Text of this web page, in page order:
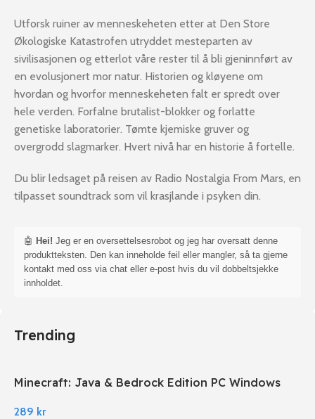
Utforsk ruiner av menneskeheten etter at Den Store
Økologiske Katastrofen utryddet mesteparten av
sivilisasjonen og etterlot våre rester til å bli gjeninnført av
en evolusjonert mor natur. Historien og kløyene om
hvordan og hvorfor menneskeheten falt er spredt over
hele verden. Forfalne brutalist-blokker og forlatte
genetiske laboratorier. Tømte kjemiske gruver og
overgrodd slagmarker. Hvert nivå har en historie å fortelle.
Du blir ledsaget på reisen av Radio Nostalgia From Mars, en
tilpasset soundtrack som vil krasjlande i psyken din.
🤖 Hei! Jeg er en oversettelsesrobot og jeg har oversatt denne
produktteksten. Den kan inneholde feil eller mangler, så ta gjerne
kontakt med oss via chat eller e-post hvis du vil dobbeltsjekke
innholdet.
Trending
Minecraft: Java & Bedrock Edition PC Windows
289 kr